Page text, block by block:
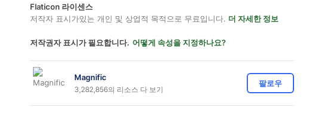
Flaticon 라이센스
저작자 표시가있는 개인 및 상업적 목적으로 무료입니다. 더 자세한 정보
저작권자 표시가 필요합니다. 어떻게 속성을 지정하나요?
Magnific
3,282,856의 리소스 다 보기
팔로우